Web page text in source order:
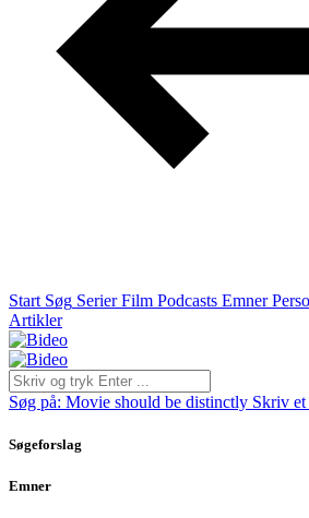
Start Søg Serier Film Podcasts Emner
Artikler
Søg på: Movie should be distinctly Skriv et
Søgeforslag
Emner